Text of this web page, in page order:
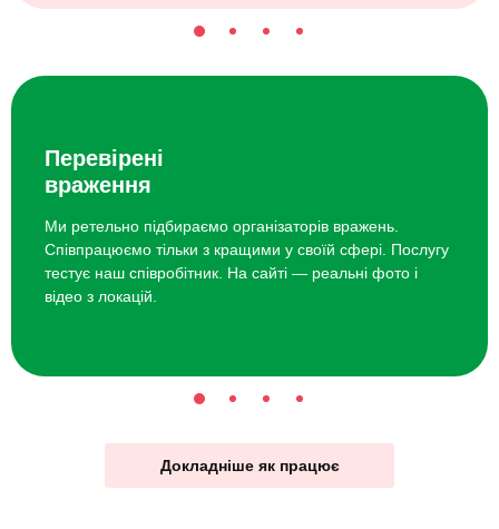
Перевірені
враження
Ми ретельно підбираємо організаторів вражень.
Співпрацюємо тільки з кращими у своїй сфері. Послугу
тестує наш співробітник. На сайті — реальні фото і
відео з локацій.
Докладніше як працює